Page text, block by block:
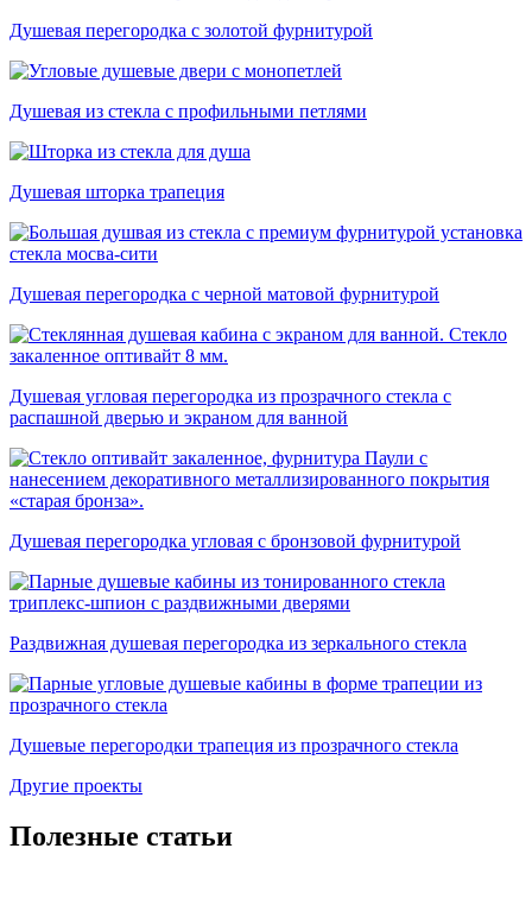
Душевая перегородка с золотой фурнитурой
Душевая из стекла с профильными петлями
Душевая шторка трапеция
Душевая перегородка с черной матовой фурнитурой
Душевая угловая перегородка из прозрачного стекла с
распашной дверью и экраном для ванной
Душевая перегородка угловая с бронзовой фурнитурой
Раздвижная душевая перегородка из зеркального стекла
Душевые перегородки трапеция из прозрачного стекла
Другие проекты
Полезные статьи